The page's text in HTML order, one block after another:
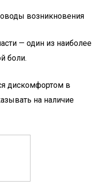
возникновения
— один из наиболее
боли.
дискомфортом в
на наличие